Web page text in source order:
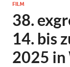
FILM
38.
14. bis
2025 in